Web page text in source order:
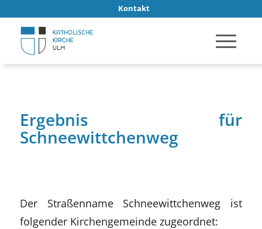
Kontakt
Ergebnis für
Schneewittchenweg
Der Straßenname Schneewittchenweg ist
folgender Kirchengemeinde zugeordnet: